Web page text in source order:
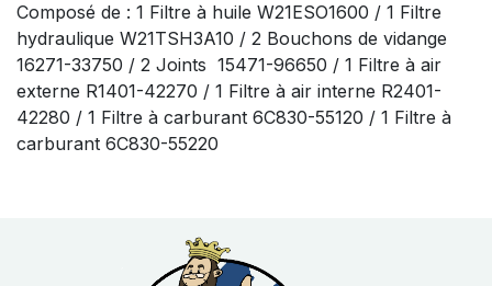
Composé de : 1 Filtre à huile W21ESO1600 / 1 Filtre
hydraulique W21TSH3A10 / 2 Bouchons de vidange
16271-33750 / 2 Joints 15471-96650 / 1 Filtre à air
externe R1401-42270 / 1 Filtre à air interne R2401-
42280 / 1 Filtre à carburant 6C830-55120 / 1 Filtre à
carburant 6C830-55220